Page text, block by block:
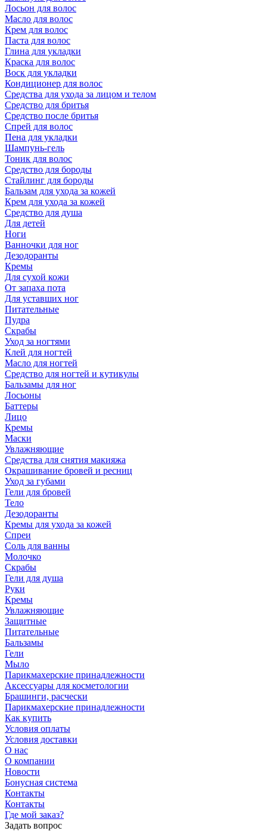
Лосьон для волос
Масло для волос
Крем для волос
Паста для волос
Глина для укладки
Краска для волос
Воск для укладки
Кондиционер для волос
Средства для ухода за лицом и телом
Средство для бритья
Средство после бритья
Спрей для волос
Пена для укладки
Шампунь-гель
Тоник для волос
Средство для бороды
Стайлинг для бороды
Бальзам для ухода за кожей
Крем для ухода за кожей
Средство для душа
Для детей
Ноги
Ванночки для ног
Дезодоранты
Кремы
Для сухой кожи
От запаха пота
Для уставших ног
Питательные
Пудра
Скрабы
Уход за ногтями
Клей для ногтей
Масло для ногтей
Средство для ногтей и кутикулы
Бальзамы для ног
Лосьоны
Баттеры
Лицо
Кремы
Маски
Увлажняющие
Средства для снятия макияжа
Окрашивание бровей и ресниц
Уход за губами
Гели для бровей
Тело
Дезодоранты
Кремы для ухода за кожей
Спреи
Соль для ванны
Молочко
Скрабы
Гели для душа
Руки
Кремы
Увлажняющие
Защитные
Питательные
Бальзамы
Гели
Мыло
Парикмахерские принадлежности
Аксессуары для косметологии
Брашинги, расчески
Парикмахерские принадлежности
Как купить
Условия оплаты
Условия доставки
О нас
О компании
Новости
Бонусная система
Контакты
Контакты
Где мой заказ?
Задать вопрос